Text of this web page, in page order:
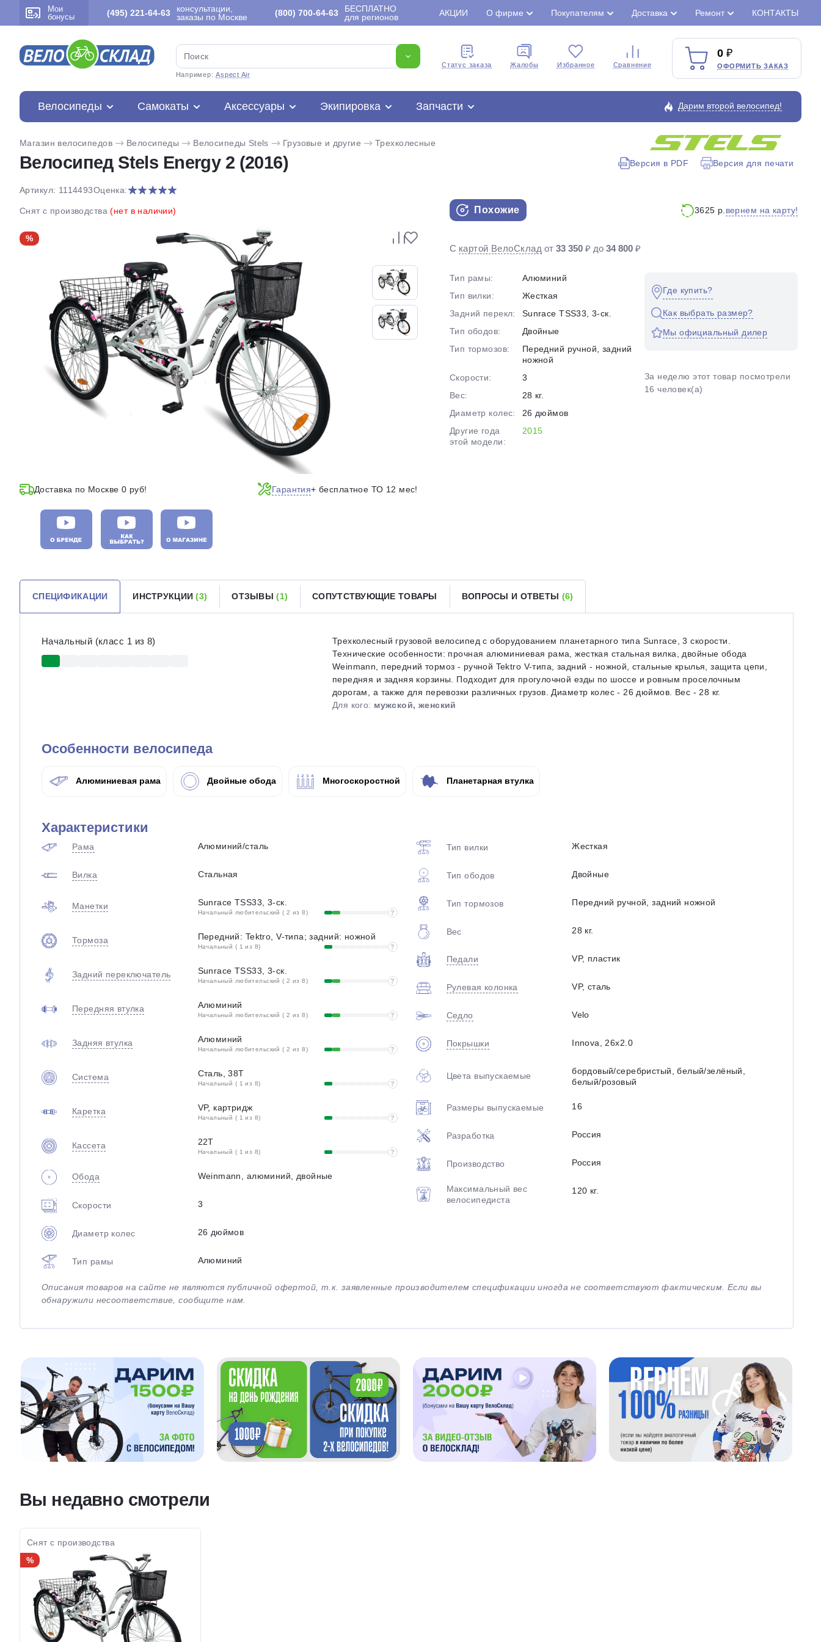
Мои
бонусы
(495) 221-64-63
консультации,
заказы по Москве
(800) 700-64-63
БЕСПЛАТНО
для регионов
АКЦИИ О фирме Покупателям Доставка Ремонт КОНТАКТЫ
Например:Aspect Air
Cтатус заказа Жалобы Избранное Сравнение
0
ОФОРМИТЬ ЗАКАЗ
Велосипеды Самокаты Аксессуары Экипировка Запчасти Дарим второй велосипед!
Магазин велосипедов Велосипеды Велосипеды Stels Грузовые и другие Трехколесные
Велосипед Stels Energy 2 (2016) Версия в PDF Версия для печати
Артикул: 1114493Оценка:
Снят с производства(нет в наличии)
%
Доставка по Москве 0 руб! Гарантия+ бесплатное ТО 12 мес!
Похожие 3625 р. вернем на карту!
С картой ВелоСклад от33 350 ₽ до34 800 ₽
Тип рамы:
Алюминий
Тип вилки:
Жесткая
Задний перекл:
Sunrace TSS33, 3-ск.
Тип ободов:
Двойные
Тип тормозов:
Передний ручной, задний
ножной
Скорости:
3
Вес:
28 кг.
Диаметр колес:
26 дюймов
Другие года
этой модели:
2015
Где купить?
Как выбрать размер?
Мы официальный дилер
За неделю этот товар посмотрели
16 человек(а)
СПЕЦИФИКАЦИИ ИНСТРУКЦИИ(3) ОТЗЫВЫ(1) СОПУТСТВУЮЩИЕ ТОВАРЫ ВОПРОСЫ И ОТВЕТЫ (6)
Начальный (класс 1 из 8)
Трехколесный грузовой велосипед с оборудованием планетарного типа Sunrace, 3 скорости.
Технические особенности: прочная алюминиевая рама, жесткая стальная вилка, двойные обода
Weinmann, передний тормоз - ручной Tektro V-типа, задний - ножной, стальные крылья, защита цепи,
передняя и задняя корзины. Подходит для прогулочной езды по шоссе и ровным проселочным
дорогам, а также для перевозки различных грузов. Диаметр колес - 26 дюймов. Вес - 28 кг.
Для кого: мужской, женский
Особенности велосипеда
Алюминиевая рама Двойные обода Многоскоростной Планетарная втулка
Характеристики
Рама Алюминий/сталь
Вилка Стальная
Манетки Sunrace TSS33, 3-ск.
Начальный любительский ( 2 из 8) ?
Тормоза Передний: Tektro, V-типа; задний: ножной
Начальный ( 1 из 8) ?
Задний переключатель Sunrace TSS33, 3-ск.
Начальный любительский ( 2 из 8) ?
Передняя втулка Алюминий
Начальный любительский ( 2 из 8) ?
Задняя втулка Алюминий
Начальный любительский ( 2 из 8) ?
Система Сталь, 38T
Начальный ( 1 из 8) ?
Каретка VP, картридж
Начальный ( 1 из 8) ?
Кассета 22T
Начальный ( 1 из 8) ?
Обода Weinmann, алюминий, двойные
Скорости 3
Диаметр колес 26 дюймов
Тип рамы Алюминий
Тип вилки Жесткая
Тип ободов Двойные
Тип тормозов Передний ручной, задний ножной
Вес 28 кг.
Педали VP, пластик
Рулевая колонка VP, сталь
Седло Velo
Покрышки Innova, 26x2.0
Цвета выпускаемые
бордовый/серебристый, белый/зелёный,
белый/розовый
Размеры выпускаемые 16
Разработка Россия
Производство Россия
Максимальный вес
велосипедиста
120 кг.
Описания товаров на сайте не являются публичной офертой, т.к. заявленные производителем спецификации иногда не соответствуют фактическим. Если вы
обнаружили несоответствие, сообщите нам.
Вы недавно смотрели
Снят с производства
%
Закрыть
Разбейте
на части без переплат
График платежей
Сегодня
25%
Добавляйте товары в корзину
Оплачивайте сегодня только
Оставшиеся 75% будутсписываться
с вашей картыпо25%каждые 2 недели
Подробнееоб оплате Плайтом
недели
Остались вопросы?
8 800 302-02-51